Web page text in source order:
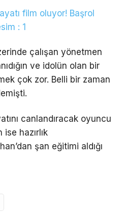
çalışan yönetmen
ve idolün olan bir
çok zor. Belli bir zaman
canlandıracak oyuncu
hazırlık
şan eğitimi aldığı